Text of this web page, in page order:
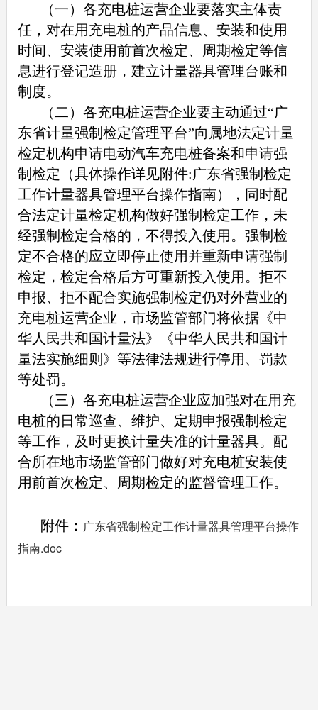
（一）各充电桩运营企业要落实主体责
任，对在用充电桩的产品信息、安装和使用
时间、安装使用前首次检定、周期检定等信
息进行登记造册，建立计量器具管理台账和
制度。
（二）各充电桩运营企业要主动通过“广
东省计量强制检定管理平台”向属地法定计量
检定机构申请电动汽车充电桩备案和申请强
制检定（具体操作详见附件:广东省强制检定
工作计量器具管理平台操作指南），同时配
合法定计量检定机构做好强制检定工作，未
经强制检定合格的，不得投入使用。强制检
定不合格的应立即停止使用并重新申请强制
检定，检定合格后方可重新投入使用。拒不
申报、拒不配合实施强制检定仍对外营业的
充电桩运营企业，市场监管部门将依据《中
华人民共和国计量法》《中华人民共和国计
量法实施细则》等法律法规进行停用、罚款
等处罚。
（三）各充电桩运营企业应加强对在用充
电桩的日常巡查、维护、定期申报强制检定
等工作，及时更换计量失准的计量器具。配
合所在地市场监管部门做好对充电桩安装使
用前首次检定、周期检定的监督管理工作。
附件： 广东省强制检定工作计量器具管理平台操作
指南.doc